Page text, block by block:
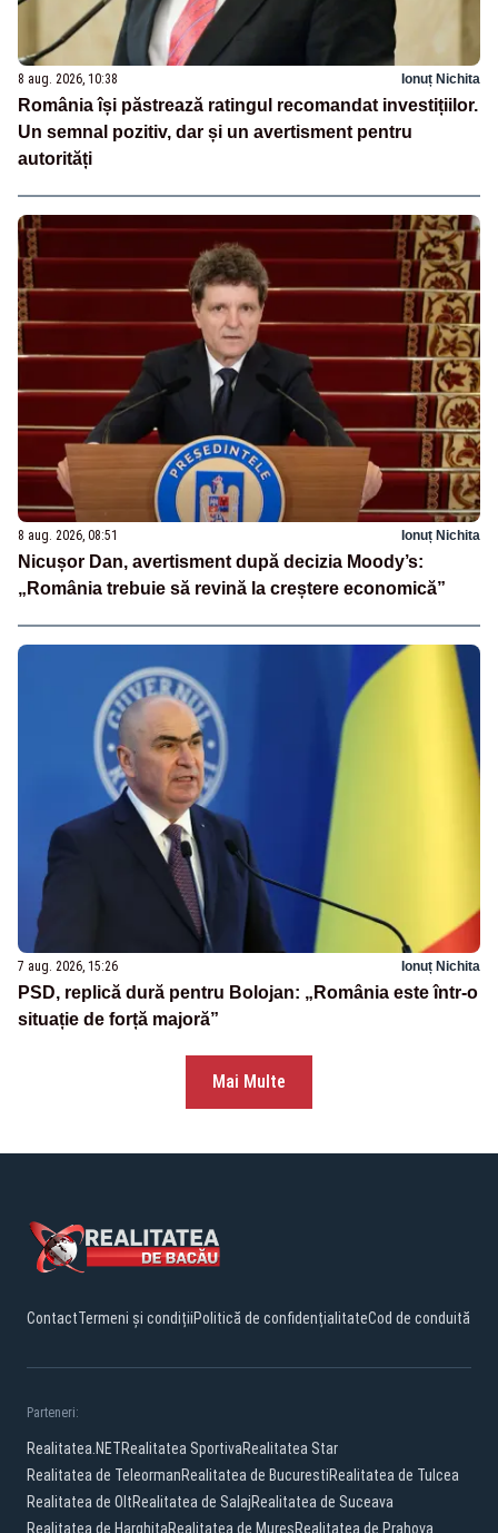
8 aug. 2026, 10:38 Ionuț Nichita
România își păstrează ratingul recomandat investițiilor.
Un semnal pozitiv, dar și un avertisment pentru
autorități
8 aug. 2026, 08:51 Ionuț Nichita
Nicușor Dan, avertisment după decizia Moody’s:
„România trebuie să revină la creștere economică”
7 aug. 2026, 15:26 Ionuț Nichita
PSD, replică dură pentru Bolojan: „România este într-o
situație de forță majoră”
Mai Multe
ContactTermeni și condițiiPolitică de confidențialitateCod de conduită
Parteneri:
Realitatea.NETRealitatea SportivaRealitatea Star
Realitatea de TeleormanRealitatea de BucurestiRealitatea de Tulcea
Realitatea de OltRealitatea de SalajRealitatea de Suceava
Realitatea de HarghitaRealitatea de MuresRealitatea de Prahova